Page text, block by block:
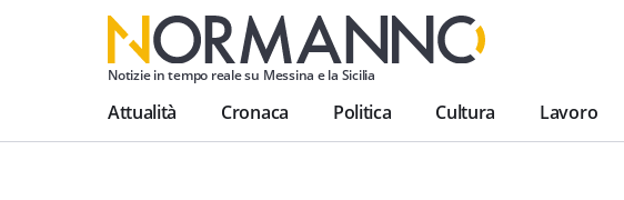
Notizie in tempo reale su Messina e la Sicilia
Attualità Cronaca Politica Cultura Lavoro